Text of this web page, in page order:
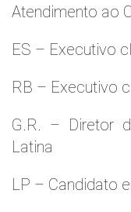
Atendimento ao
ES – Executivo
RB – Executivo
G.R. – Diretor
Latina
LP – Candidato